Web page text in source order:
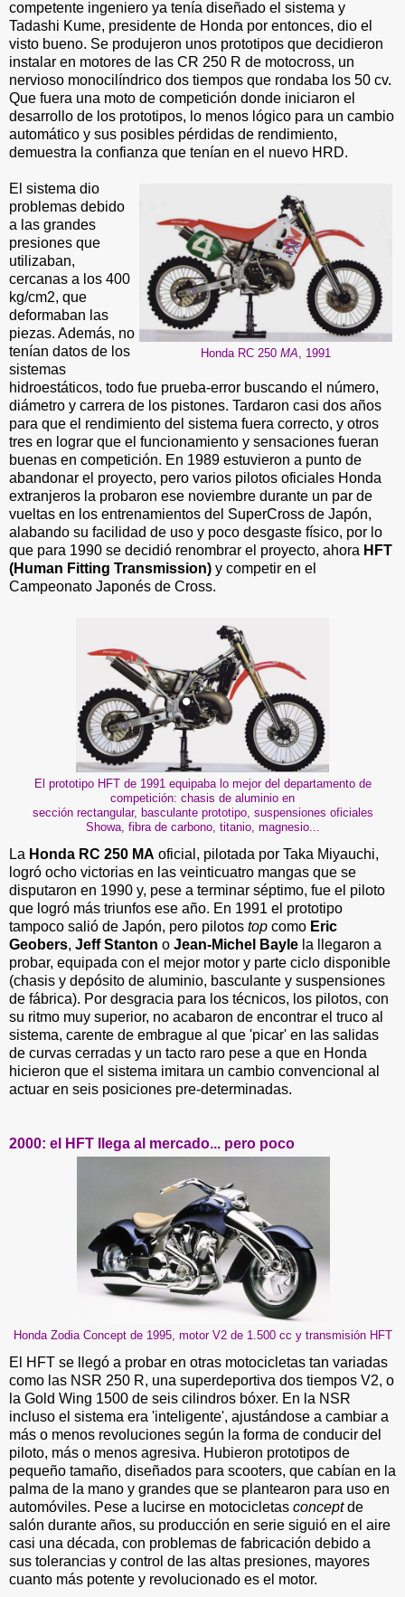
competente ingeniero ya tenía diseñado el sistema y
Tadashi Kume, presidente de Honda por entonces, dio el
visto bueno. Se produjeron unos prototipos que decidieron
instalar en motores de las CR 250 R de motocross, un
nervioso monocilíndrico dos tiempos que rondaba los 50 cv.
Que fuera una moto de competición donde iniciaron el
desarrollo de los prototipos, lo menos lógico para un cambio
automático y sus posibles pérdidas de rendimiento,
demuestra la confianza que tenían en el nuevo HRD.
Honda RC 250 MA, 1991
El sistema dio
problemas debido
a las grandes
presiones que
utilizaban,
cercanas a los 400
kg/cm2, que
deformaban las
piezas. Además, no
tenían datos de los
sistemas
hidroestáticos, todo fue prueba-error buscando el número,
diámetro y carrera de los pistones. Tardaron casi dos años
para que el rendimiento del sistema fuera correcto, y otros
tres en lograr que el funcionamiento y sensaciones fueran
buenas en competición. En 1989 estuvieron a punto de
abandonar el proyecto, pero varios pilotos oficiales Honda
extranjeros la probaron ese noviembre durante un par de
vueltas en los entrenamientos del SuperCross de Japón,
alabando su facilidad de uso y poco desgaste físico, por lo
que para 1990 se decidió renombrar el proyecto, ahora HFT
(Human Fitting Transmission) y competir en el
Campeonato Japonés de Cross.
El prototipo HFT de 1991 equipaba lo mejor del departamento de
competición: chasis de aluminio en
sección rectangular, basculante prototipo, suspensiones oficiales
Showa, fibra de carbono, titanio, magnesio...
La Honda RC 250 MA oficial, pilotada por Taka Miyauchi,
logró ocho victorias en las veinticuatro mangas que se
disputaron en 1990 y, pese a terminar séptimo, fue el piloto
que logró más triunfos ese año. En 1991 el prototipo
tampoco salió de Japón, pero pilotos top como Eric
Geobers, Jeff Stanton o Jean-Michel Bayle la llegaron a
probar, equipada con el mejor motor y parte ciclo disponible
(chasis y depósito de aluminio, basculante y suspensiones
de fábrica). Por desgracia para los técnicos, los pilotos, con
su ritmo muy superior, no acabaron de encontrar el truco al
sistema, carente de embrague al que 'picar' en las salidas
de curvas cerradas y un tacto raro pese a que en Honda
hicieron que el sistema imitara un cambio convencional al
actuar en seis posiciones pre-determinadas.
2000: el HFT llega al mercado... pero poco
Honda Zodia Concept de 1995, motor V2 de 1.500 cc y transmisión HFT
El HFT se llegó a probar en otras motocicletas tan variadas
como las NSR 250 R, una superdeportiva dos tiempos V2, o
la Gold Wing 1500 de seis cilindros bóxer. En la NSR
incluso el sistema era 'inteligente', ajustándose a cambiar a
más o menos revoluciones según la forma de conducir del
piloto, más o menos agresiva. Hubieron prototipos de
pequeño tamaño, diseñados para scooters, que cabían en la
palma de la mano y grandes que se plantearon para uso en
automóviles. Pese a lucirse en motocicletas conceptde
salón durante años, su producción en serie siguió en el aire
casi una década, con problemas de fabricación debido a
sus tolerancias y control de las altas presiones, mayores
cuanto más potente y revolucionado es el motor.